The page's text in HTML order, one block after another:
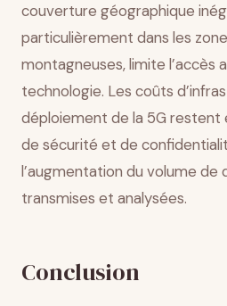
couverture géographique
particulièrement dans les
montagneuses, limite l’accès
technologie. Les coûts
déploiement de la 5G restent
de sécurité et de
l’augmentation du volume de
transmises et analysées.
Conclusion